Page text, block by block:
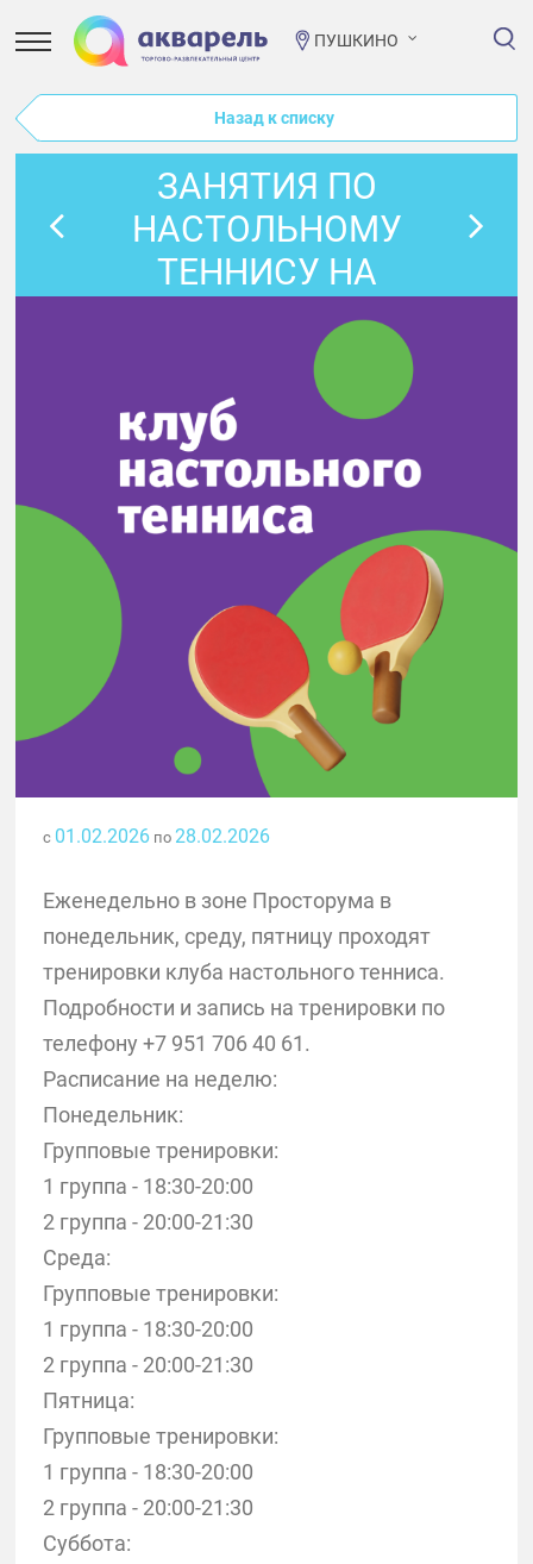
ПУШКИНО
Назад к списку
ЗАНЯТИЯ ПО
НАСТОЛЬНОМУ
ТЕННИСУ НА
ФЕВРАЛЬ
с 01.02.2026 по 28.02.2026
Еженедельно в зоне Просторума в
понедельник, среду, пятницу проходят
тренировки клуба настольного тенниса.
Подробности и запись на тренировки по
телефону +7 951 706 40 61.
Расписание на неделю:
Понедельник:
Групповые тренировки:
1 группа - 18:30-20:00
2 группа - 20:00-21:30
Среда:
Групповые тренировки:
1 группа - 18:30-20:00
2 группа - 20:00-21:30
Пятница:
Групповые тренировки:
1 группа - 18:30-20:00
2 группа - 20:00-21:30
Суббота: